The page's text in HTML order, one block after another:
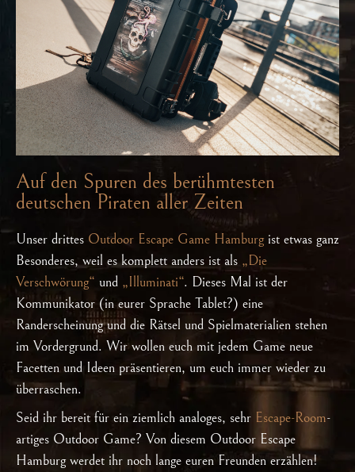
Auf den Spuren des berühmtesten
deutschen Piraten aller Zeiten
Unser drittes Outdoor Escape Game Hamburgist etwas ganz
Besonderes, weil es komplett anders ist als „Die
Verschwörung“ und „Illuminati“. Dieses Mal ist der
Kommunikator (in eurer Sprache Tablet?) eine
Randerscheinung und die Rätsel und Spielmaterialien stehen
im Vordergrund. Wir wollen euch mit jedem Game neue
Facetten und Ideen präsentieren, um euch immer wieder zu
überraschen.
Seid ihr bereit für ein ziemlich analoges, sehr Escape-Room-
artiges Outdoor Game? Von diesem Outdoor Escape
Hamburg werdet ihr noch lange euren Freunden erzählen!